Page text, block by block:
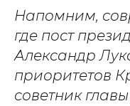
Напомним,
где пост
Александр
приоритетов
советник